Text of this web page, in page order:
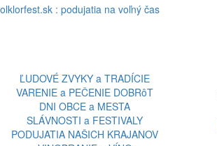
ĽUDOVÉ ZVYKY a TRADÍCIE
VARENIE a PEČENIE DOBRôT
DNI OBCE a MESTA
SLÁVNOSTI a FESTIVALY
PODUJATIA NAŠICH KRAJANOV